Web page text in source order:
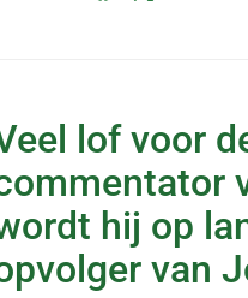
lof voor
hij op
van